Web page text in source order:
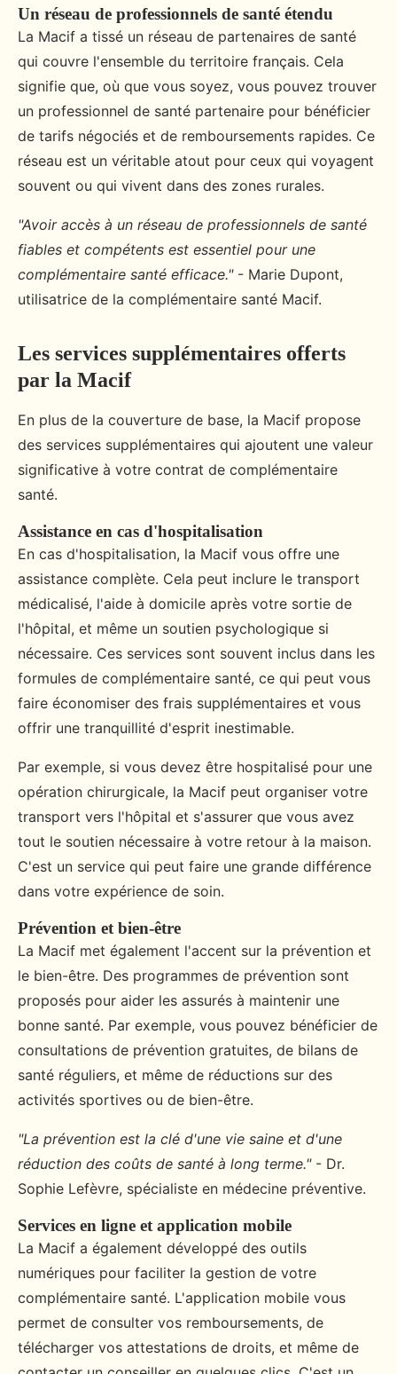
Un réseau de professionnels de santé étendu
La Macif a tissé un réseau de partenaires de santé
qui couvre l'ensemble du territoire français. Cela
signifie que, où que vous soyez, vous pouvez trouver
un professionnel de santé partenaire pour bénéficier
de tarifs négociés et de remboursements rapides. Ce
réseau est un véritable atout pour ceux qui voyagent
souvent ou qui vivent dans des zones rurales.
"Avoir accès à un réseau de professionnels de santé
fiables et compétents est essentiel pour une
complémentaire santé efficace."- Marie Dupont,
utilisatrice de la complémentaire santé Macif.
Les services supplémentaires offerts
par la Macif
En plus de la couverture de base, la Macif propose
des services supplémentaires qui ajoutent une valeur
significative à votre contrat de complémentaire
santé.
Assistance en cas d'hospitalisation
En cas d'hospitalisation, la Macif vous offre une
assistance complète. Cela peut inclure le transport
médicalisé, l'aide à domicile après votre sortie de
l'hôpital, et même un soutien psychologique si
nécessaire. Ces services sont souvent inclus dans les
formules de complémentaire santé, ce qui peut vous
faire économiser des frais supplémentaires et vous
offrir une tranquillité d'esprit inestimable.
Par exemple, si vous devez être hospitalisé pour une
opération chirurgicale, la Macif peut organiser votre
transport vers l'hôpital et s'assurer que vous avez
tout le soutien nécessaire à votre retour à la maison.
C'est un service qui peut faire une grande différence
dans votre expérience de soin.
Prévention et bien-être
La Macif met également l'accent sur la prévention et
le bien-être. Des programmes de prévention sont
proposés pour aider les assurés à maintenir une
bonne santé. Par exemple, vous pouvez bénéficier de
consultations de prévention gratuites, de bilans de
santé réguliers, et même de réductions sur des
activités sportives ou de bien-être.
"La prévention est la clé d'une vie saine et d'une
réduction des coûts de santé à long terme."- Dr.
Sophie Lefèvre, spécialiste en médecine préventive.
Services en ligne et application mobile
La Macif a également développé des outils
numériques pour faciliter la gestion de votre
complémentaire santé. L'application mobile vous
permet de consulter vos remboursements, de
télécharger vos attestations de droits, et même de